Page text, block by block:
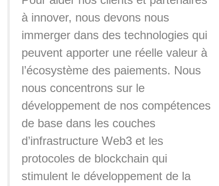
à innover, nous devons nous
immerger dans des technologies qui
peuvent apporter une réelle valeur à
l’écosystème des paiements. Nous
nous concentrons sur le
développement de nos compétences
de base dans les couches
d’infrastructure Web3 et les
protocoles de blockchain qui
stimulent le développement de la